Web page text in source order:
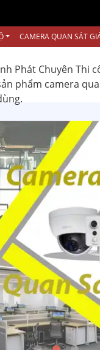
CAMERA QUAN SÁT
Phát Chuyên Thi
phẩm camera